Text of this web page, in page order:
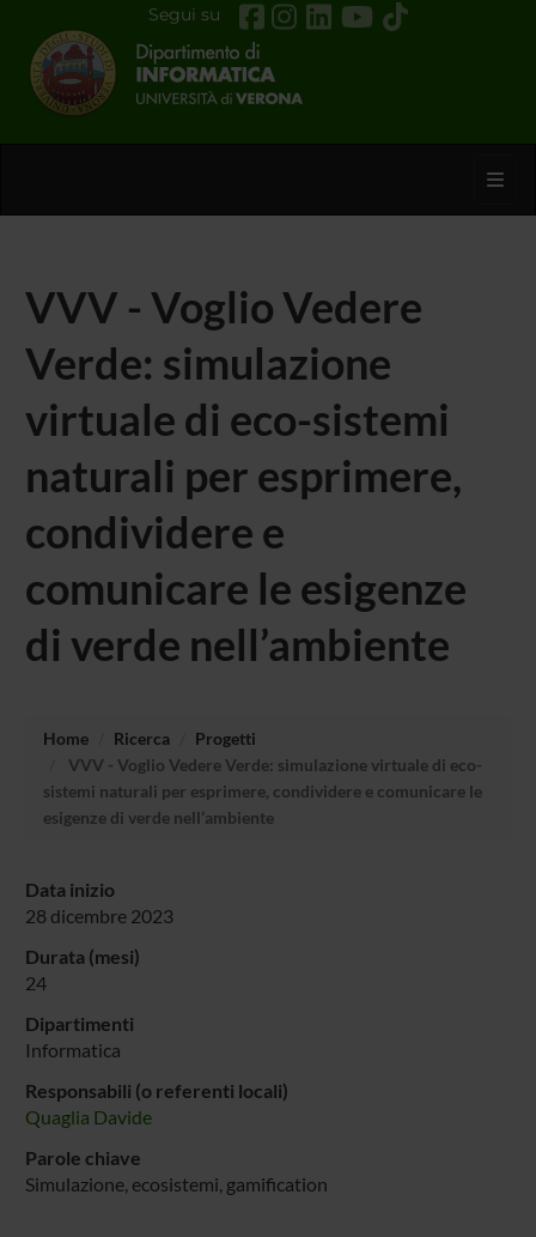
Segui su
VVV - Voglio Vedere
Verde: simulazione
virtuale di eco-sistemi
naturali per esprimere,
condividere e
comunicare le esigenze
di verde nell’ambiente
Home Ricerca
Progetti
VVV - Voglio Vedere Verde: simulazione virtuale di eco-
sistemi naturali per esprimere, condividere e comunicare le
esigenze di verde nell’ambiente
Data inizio
28 dicembre 2023
Durata (mesi)
24
Dipartimenti
Informatica
Responsabili (o referenti locali)
Quaglia Davide
Parole chiave
Simulazione, ecosistemi, gamification